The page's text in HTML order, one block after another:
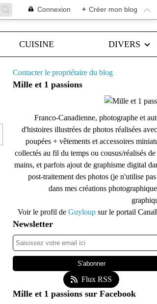
Connexion + Créer mon blog
CUISINE DIVERS
Contacter le propriétaire du blog
Mille et 1 passions
Franco-Canadienne, photographe et
d'histoires illustrées de photos réalisées
poupées + vêtements et accessoires
collectés au fil du temps ou cousus/réalisés de
mains, et parfois ajout de graphisme digital
post-traitement des photos (je n'utilise
dans mes créations
Voir le profil de Guyloup sur le portail
Newsletter
Flux RSS
Mille et 1 passions sur Facebook